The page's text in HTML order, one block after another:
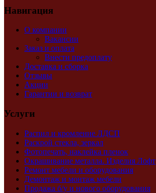
Навигация
О компании
Вакансии
Заказ и оплата
Внести предоплату
Доставка и сборка
Отзывы
Акции
Гарантии и возврат
Услуги
Распил и кромление ЛДСП
Раскрой стекла, зеркал
Фотопечать, наклейка пленок
Окрашивание металла. Изделия Лофт
Ремонт мебели и оборудования
Демонтаж и монтаж мебели
Продажа б/у и нового оборудования